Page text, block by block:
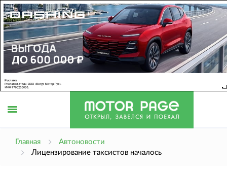
Главная
Автоновости
Лицензирование таксистов началось